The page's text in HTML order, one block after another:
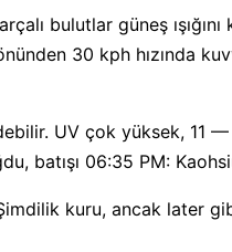
bulutlar güneş
30 kph hızında
UV çok yüksek, 11
batışı 06:35 PM:
kuru, ancak later